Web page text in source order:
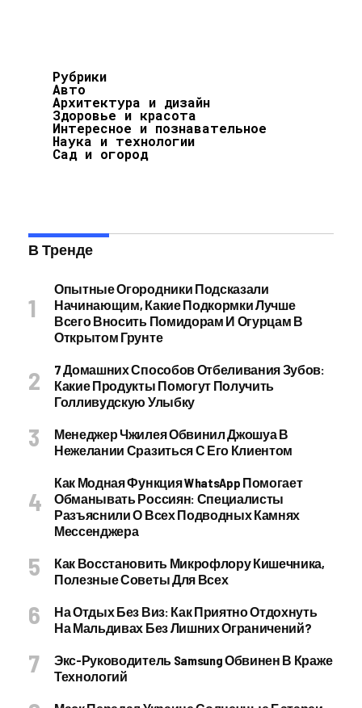
Рубрики
Авто
Архитектура и дизайн
Здоровье и красота
Интересное и познавательное
Наука и технологии
Сад и огород
В Тренде
Опытные Огородники Подсказали
Начинающим, Какие Подкормки Лучше
Всего Вносить Помидорам И Огурцам В
Открытом Грунте
7 Домашних Способов Отбеливания Зубов:
Какие Продукты Помогут Получить
Голливудскую Улыбку
Менеджер Чжилея Обвинил Джошуа В
Нежелании Сразиться С Его Клиентом
Как Модная Функция WhatsApp Помогает
Обманывать Россиян: Специалисты
Разъяснили О Всех Подводных Камнях
Мессенджера
Как Восстановить Микрофлору Кишечника,
Полезные Советы Для Всех
На Отдых Без Виз: Как Приятно Отдохнуть
На Мальдивах Без Лишних Ограничений?
Экс-Руководитель Samsung Обвинен В Краже
Технологий